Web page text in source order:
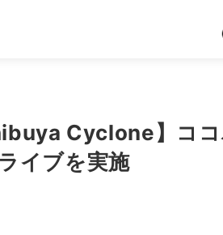
Cyclone】コ
イブを実施